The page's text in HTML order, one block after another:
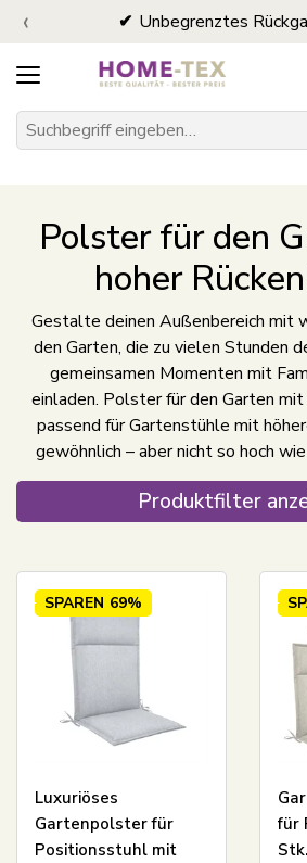
Unbegrenztes
‹
Polster für den
hoher
Gestalte deinen Außenbereich mit
den Garten, die zu vielen Stunden
gemeinsamen Momenten mit
einladen. Polster für den Garten mit
passend für Gartenstühle mit
gewöhnlich – aber nicht so hoch
Produktfilter
SPAREN 69%
Luxuriöses
Gartenpolster für
Positionsstuhl mit
für